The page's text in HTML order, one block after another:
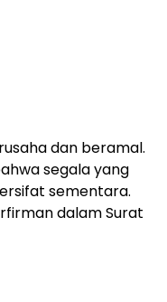
dan beramal.
segala yang
sementara.
dalam Surat